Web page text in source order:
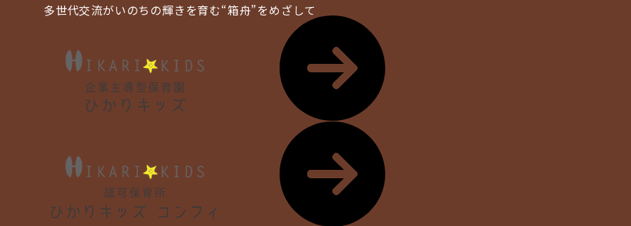
多世代交流がいのちの輝きを育む“箱舟”をめざして